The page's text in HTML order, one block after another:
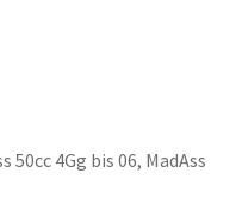
50cc 4Gg bis 06, MadAss